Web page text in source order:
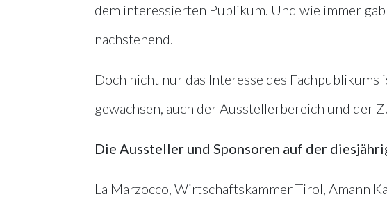
dem interessierten Publikum. Und wie immer
nachstehend.
Doch nicht nur das Interesse des
gewachsen, auch der Ausstellerbereich und der
Die Aussteller und Sponsoren auf der
La Marzocco, Wirtschaftskammer Tirol, Amann